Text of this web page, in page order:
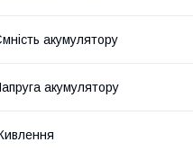
акумулятору
акумулятору